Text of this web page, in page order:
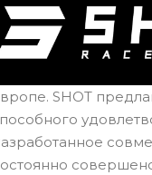
SHOT